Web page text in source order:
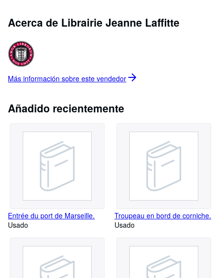
Acerca de Librairie Jeanne Laffitte
Más información sobre este vendedor
Añadido recientemente
Entrée du port de Marseille.
Usado
Troupeau en bord de corniche.
Usado